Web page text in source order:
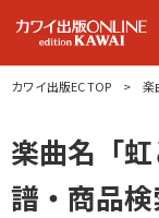
カワイ出版EC TOP 楽
楽曲名「
譜・商品